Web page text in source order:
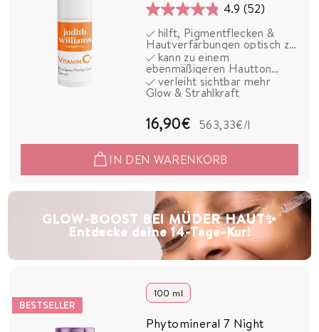
4.9 (52)
4.9
von
5
Sternen.
52
hilft, Pigmentflecken &
Hautverfärbungen optisch zu
mildern
kann zu einem
ebenmäßigeren Hautton
beitragen
verleiht sichtbar mehr
Glow & Strahlkraft
16,90€1
6
,
9
0
€
563,33€/l
IN DEN WARENKORB
GLOW-BOOST BEI MÜDER HAUT✨
Entdecke deine 14-Tage-Kur!
BESTSELLER
100 ml
Phytomineral 7 Night